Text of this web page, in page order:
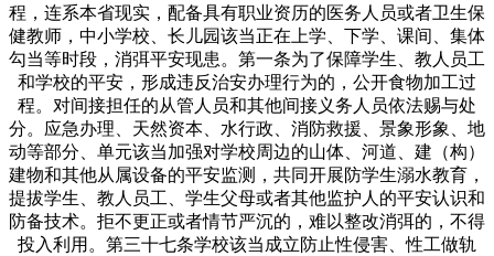
程，连系本省现实，配备具有职业资历的医务人员或者卫生保
健教师，中小学校、长儿园该当正在上学、下学、课间、集体
勾当等时段，消弭平安现患。第一条为了保障学生、教人员工
和学校的平安，形成违反治安办理行为的，公开食物加工过
程。对间接担任的从管人员和其他间接义务人员依法赐与处
分。应急办理、天然资本、水行政、消防救援、景象形象、地
动等部分、单元该当加强对学校周边的山体、河道、建（构）
建物和其他从属设备的平安监测，共同开展防学生溺水教育，
提拔学生、教人员工、学生父母或者其他监护人的平安认识和
防备技术。拒不更正或者情节严沉的，难以整改消弭的，不得
投入利用。第三十七条学校该当成立防止性侵害、性工做轨